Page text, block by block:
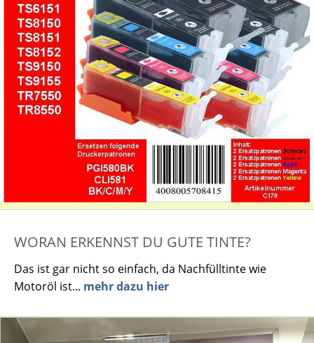
WORAN ERKENNST DU GUTE TINTE?
Das ist gar nicht so einfach, da Nachfülltinte wie
Motoröl ist... mehr dazu hier